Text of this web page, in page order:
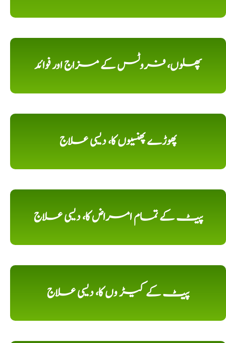
پھلوں، فروٹس کے مزاج اور فوائد
پھوڑے پھنسیوں کا، دیسی علاج
پیٹ کے تمام امراض کا، دیسی علاج
پیٹ کے کیڑ وں کا، دیسی علاج